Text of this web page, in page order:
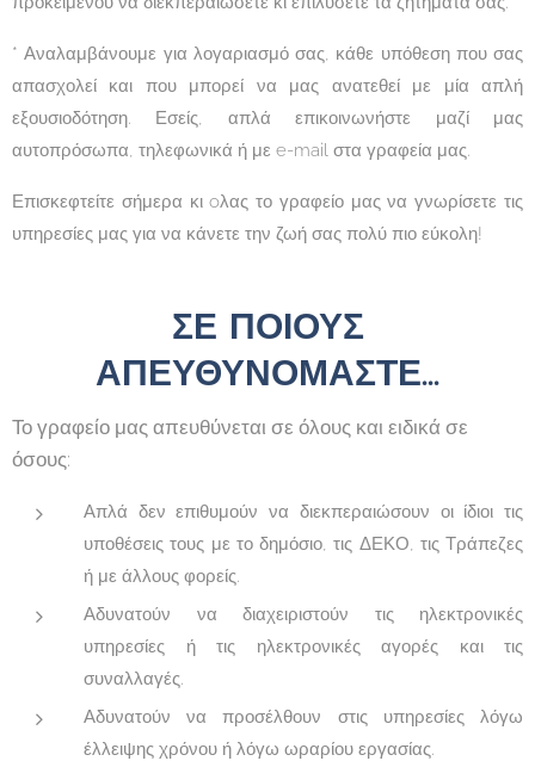
* Αναλαμβάνουμε για λογαριασμό σας, κάθε υπόθεση που σας
απασχολεί και που μπορεί να μας ανατεθεί με μία απλή
εξουσιοδότηση. Εσείς, απλά επικοινωνήστε μαζί μας
αυτοπρόσωπα, τηλεφωνικά ή με e-mail στα γραφεία μας.
Επισκεφτείτε σήμερα κι oλας το γραφείο μας να γνωρίσετε τις
υπηρεσίες μας για να κάνετε την ζωή σας πολύ πιο εύκολη!
ΣΕ ΠΟΙΟΥΣ
ΑΠΕΥΘΥΝΟΜΑΣΤΕ...
Το γραφείο μας απευθύνεται σε όλους και ειδικά σε
όσους:
Απλά δεν επιθυμούν να διεκπεραιώσουν οι ίδιοι τις
υποθέσεις τους με το δημόσιο, τις ΔΕΚΟ, τις Τράπεζες
ή με άλλους φορείς.
Αδυνατούν να διαχειριστούν τις ηλεκτρονικές
υπηρεσίες ή τις ηλεκτρονικές αγορές και τις
συναλλαγές.
Αδυνατούν να προσέλθουν στις υπηρεσίες λόγω
έλλειψης χρόνου ή λόγω ωραρίου εργασίας.